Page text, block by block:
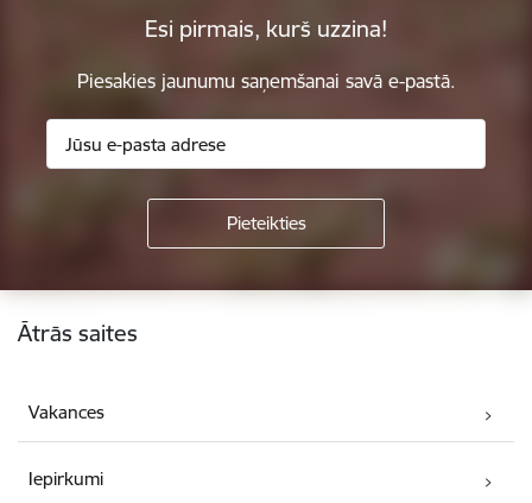
Esi pirmais, kurš uzzina!
Piesakies jaunumu saņemšanai savā e-pastā.
Kājene
Ātrās saites
Vakances
Iepirkumi